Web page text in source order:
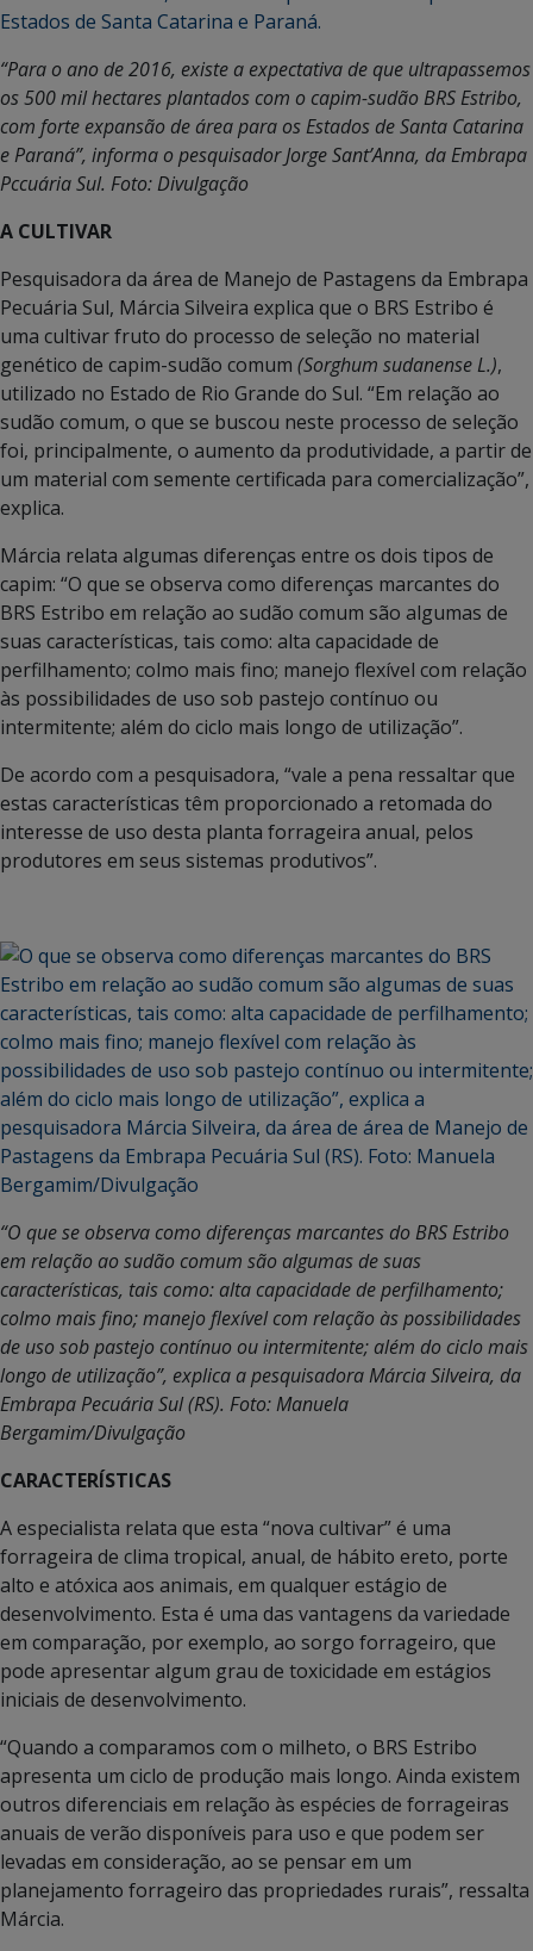
“Para o ano de 2016, existe a expectativa de que ultrapassemos
os 500 mil hectares plantados com o capim-sudão BRS Estribo,
com forte expansão de área para os Estados de Santa Catarina
e Paraná”, informa o pesquisador Jorge Sant’Anna, da Embrapa
Pccuária Sul. Foto: Divulgação
A CULTIVAR
Pesquisadora da área de Manejo de Pastagens da Embrapa
Pecuária Sul, Márcia Silveira explica que o BRS Estribo é
uma cultivar fruto do processo de seleção no material
genético de capim-sudão comum (Sorghum sudanense L.),
utilizado no Estado de Rio Grande do Sul. “Em relação ao
sudão comum, o que se buscou neste processo de seleção
foi, principalmente, o aumento da produtividade, a partir de
um material com semente certificada para comercialização”,
explica.
Márcia relata algumas diferenças entre os dois tipos de
capim: “O que se observa como diferenças marcantes do
BRS Estribo em relação ao sudão comum são algumas de
suas características, tais como: alta capacidade de
perfilhamento; colmo mais fino; manejo flexível com relação
às possibilidades de uso sob pastejo contínuo ou
intermitente; além do ciclo mais longo de utilização”.
De acordo com a pesquisadora, “vale a pena ressaltar que
estas características têm proporcionado a retomada do
interesse de uso desta planta forrageira anual, pelos
produtores em seus sistemas produtivos”.
“O que se observa como diferenças marcantes do BRS Estribo
em relação ao sudão comum são algumas de suas
características, tais como: alta capacidade de perfilhamento;
colmo mais fino; manejo flexível com relação às possibilidades
de uso sob pastejo contínuo ou intermitente; além do ciclo mais
longo de utilização”, explica a pesquisadora Márcia Silveira, da
Embrapa Pecuária Sul (RS). Foto: Manuela
Bergamim/Divulgação
CARACTERÍSTICAS
A especialista relata que esta “nova cultivar” é uma
forrageira de clima tropical, anual, de hábito ereto, porte
alto e atóxica aos animais, em qualquer estágio de
desenvolvimento. Esta é uma das vantagens da variedade
em comparação, por exemplo, ao sorgo forrageiro, que
pode apresentar algum grau de toxicidade em estágios
iniciais de desenvolvimento.
“Quando a comparamos com o milheto, o BRS Estribo
apresenta um ciclo de produção mais longo. Ainda existem
outros diferenciais em relação às espécies de forrageiras
anuais de verão disponíveis para uso e que podem ser
levadas em consideração, ao se pensar em um
planejamento forrageiro das propriedades rurais”, ressalta
Márcia.